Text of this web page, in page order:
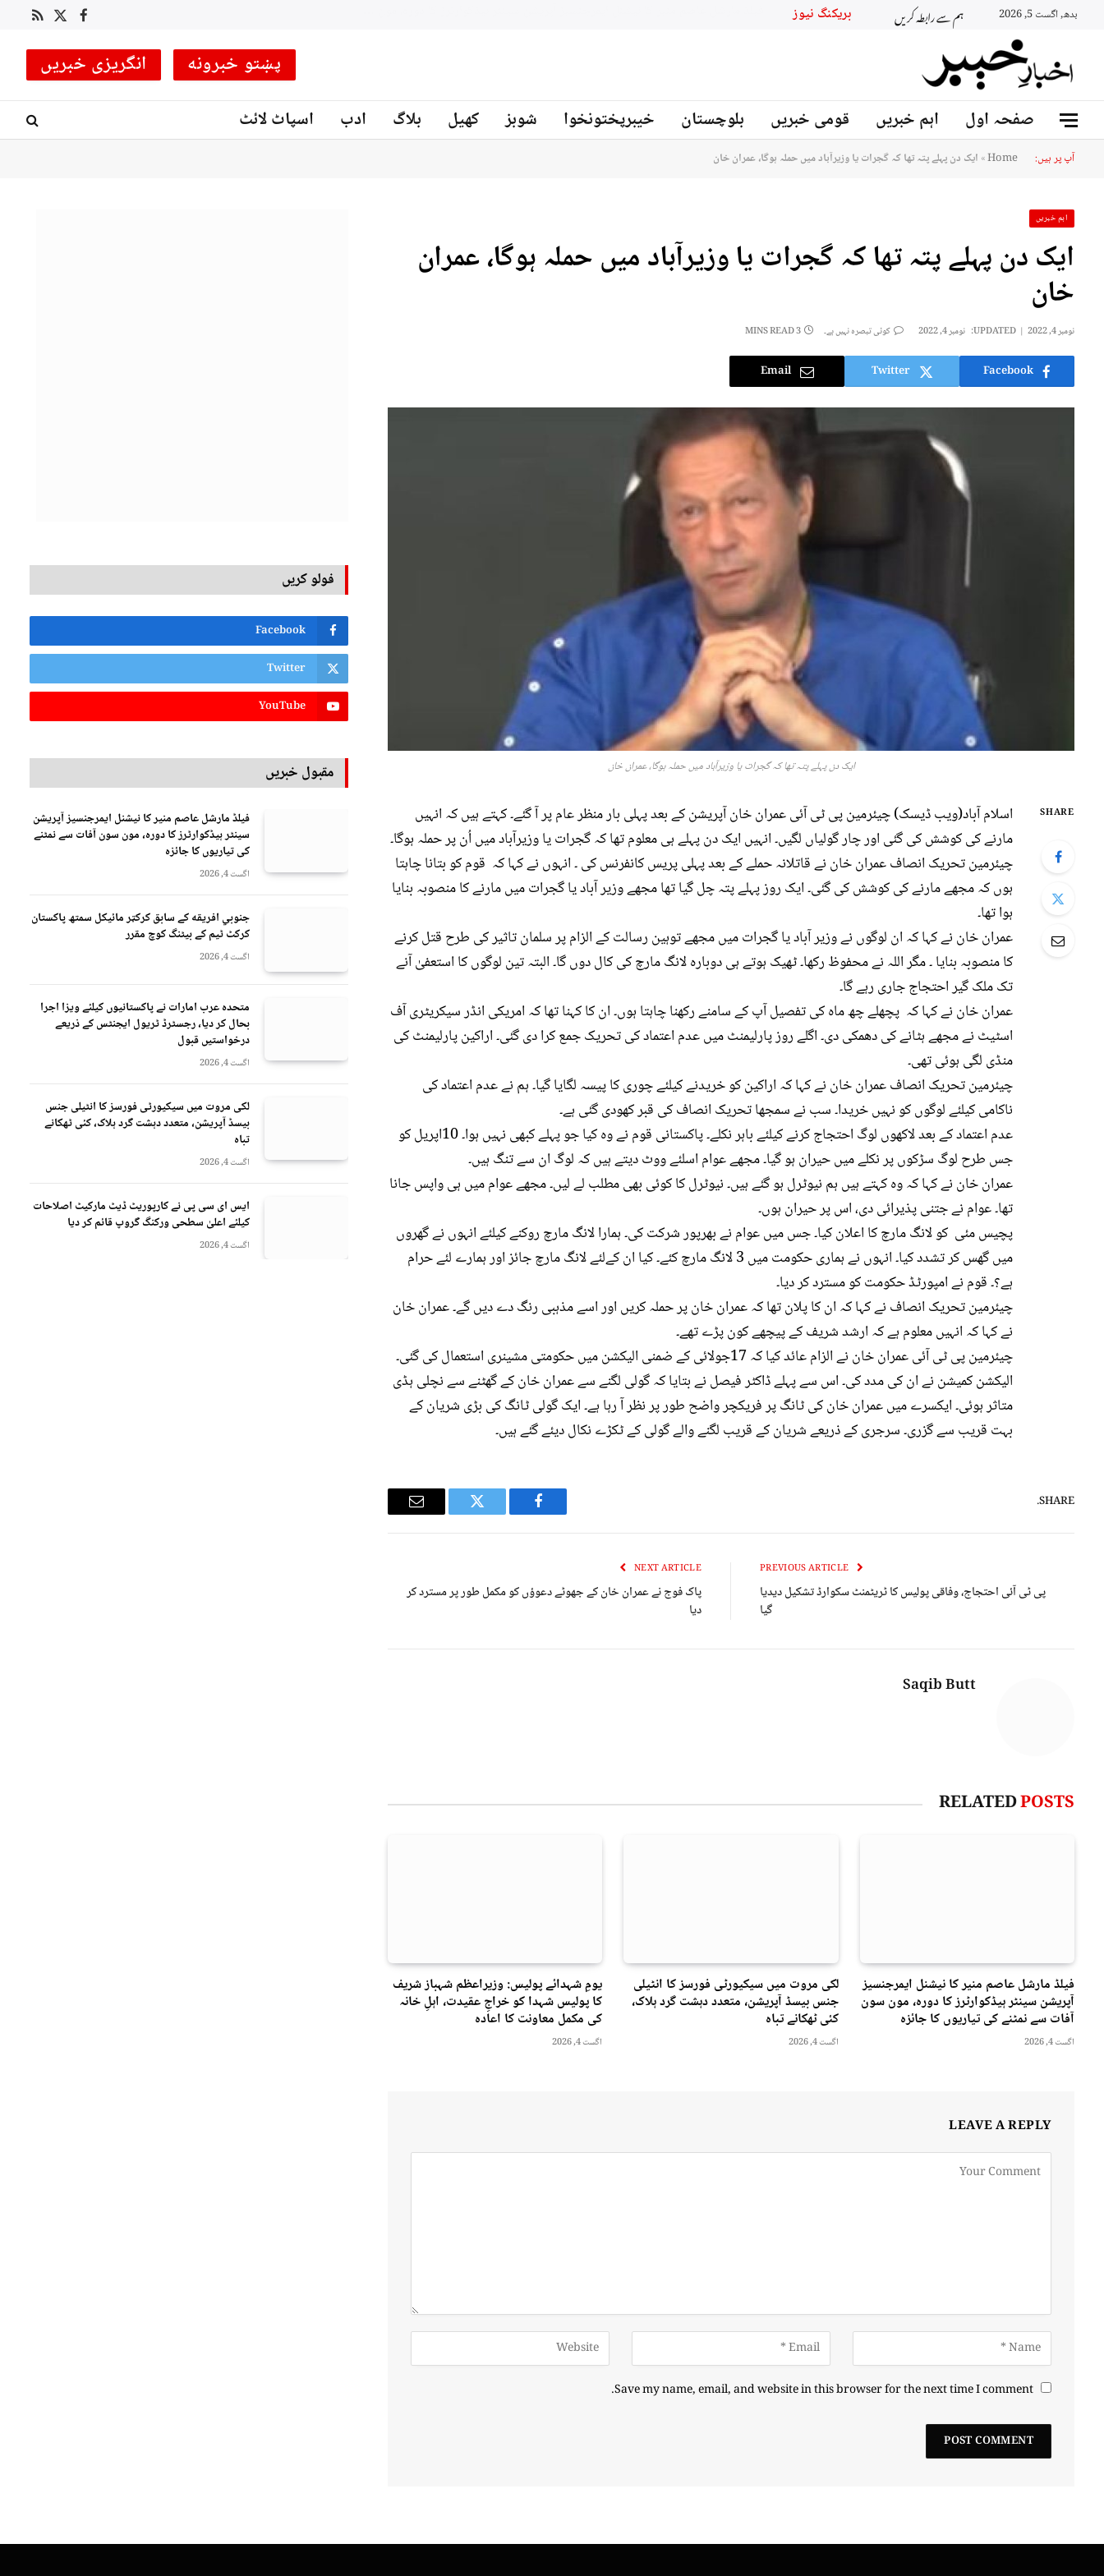
بدھ, اگست 5, 2026 ہم سے رابطہ کریں Facebook
X
RSS
پښتو خبرونه انگریزی خبریں
صفحہ اول اہم خبریں قومی خبریں بلوچستان خیبرپختونخوا شوبز کھیل بلاگ ادب اسپاٹ لائٹ
آپ پر ہیں: Home
» ایک دن پہلے پتہ تھا کہ گجرات یا وزیرآباد میں حملہ ہوگا، عمران خان
اہم خبریں
ایک دن پہلے پتہ تھا کہ گجرات یا وزیرآباد میں حملہ ہوگا، عمران
خان
نومبر 4, 2022 UPDATED: نومبر 4, 2022 کوئی تبصرہ نہیں ہے۔ 3 MINS READ
Facebook
Twitter
Email
ایک دن پہلے پتہ تھا کہ گجرات یا وزیرآباد میں حملہ ہوگا، عمران خان
SHARE
اسلام آباد(ویب ڈیسک) چیئرمین پی ٹی آئی عمران خان آپریشن کے بعد پہلی بار منظر عام پر آ گئے۔ کہتے ہیں کہ انہیں
مارنے کی کوشش کی گئی اور چار گولیاں لگیں۔ انہیں ایک دن پہلے ہی معلوم تھا کہ گجرات یا وزیرآباد میں اُن پر حملہ ہوگا۔
چیئرمین تحریک انصاف عمران خان نے قاتلانہ حملے کے بعد پہلی پریس کانفرنس کی ۔ انہوں نے کہا کہ قوم کو بتانا چاہتا
ہوں کہ مجھے مارنے کی کوشش کی گئی۔ ایک روز پہلے پتہ چل گیا تھا مجھے وزیر آباد یا گجرات میں مارنے کا منصوبہ بنایا
ہوا تھا۔
عمران خان نے کہا کہ ان لوگوں نے وزیر آباد یا گجرات میں مجھے توہین رسالت کے الزام پر سلمان تاثیر کی طرح قتل کرنے
کا منصوبہ بنایا ۔ مگر اللہ نے محفوظ رکھا۔ ٹھیک ہوتے ہی دوبارہ لانگ مارچ کی کال دوں گا۔ البتہ تین لوگوں کا استعفیٰ آنے
تک ملک گیر احتجاج جاری رہے گا۔
عمران خان نے کہا کہ پچھلے چھ ماہ کی تفصیل آپ کے سامنے رکھنا چاہتا ہوں۔ ان کا کہنا تھا کہ امریکی انڈر سیکریٹری آف
اسٹیٹ نے مجھے ہٹانے کی دھمکی دی۔ اگلے روز پارلیمنٹ میں عدم اعتماد کی تحریک جمع کرا دی گئی۔ اراکین پارلیمنٹ کی
منڈی لگی ہوئی تھی۔
چیئرمین تحریک انصاف عمران خان نے کہا کہ اراکین کو خریدنے کیلئے چوری کا پیسہ لگایا گیا۔ ہم نے عدم اعتماد کی
ناکامی کیلئے لوگوں کو نہیں خریدا۔ سب نے سمجھا تحریک انصاف کی قبر کھودی گئی ہے۔
عدم اعتماد کے بعد لاکھوں لوگ احتجاج کرنے کیلئے باہر نکلے۔ پاکستانی قوم نے وہ کیا جو پہلے کبھی نہیں ہوا۔ 10اپریل کو
جس طرح لوگ سڑکوں پر نکلے میں حیران ہو گیا۔ مجھے عوام اسلئے ووٹ دیتے ہیں کہ لوگ ان سے تنگ ہیں۔
عمران خان نے کہا کہ وہ کہتے ہیں ہم نیوٹرل ہو گئے ہیں۔ نیوٹرل کا کوئی بھی مطلب لے لیں۔ مجھے عوام میں ہی واپس جانا
تھا۔ عوام نے جتنی پذیرائی دی، اس پر حیران ہوں۔
پچیس مئی کو لانگ مارچ کا اعلان کیا۔ جس میں عوام نے بھرپور شرکت کی۔ ہمارا لانگ مارچ روکنے کیلئے انہوں نے گھروں
میں گھس کر تشدد کیا۔ انہوں نے ہماری حکومت میں 3 لانگ مارچ کئے۔ کیا ان کےلئے لانگ مارچ جائز اور ہمارے لئے حرام
ہے؟۔ قوم نے امپورٹڈ حکومت کو مسترد کر دیا۔
چیئرمین تحریک انصاف نے کہا کہ ان کا پلان تھا کہ عمران خان پر حملہ کریں اور اسے مذہبی رنگ دے دیں گے۔ عمران خان
نے کہا کہ انہیں معلوم ہے کہ ارشد شریف کے پیچھے کون پڑے تھے۔
چیئرمین پی ٹی آئی عمران خان نے الزام عائد کیا کہ 17جولائی کے ضمنی الیکشن میں حکومتی مشینری استعمال کی گئی۔
الیکشن کمیشن نے ان کی مدد کی۔ اس سے پہلے ڈاکٹر فیصل نے بتایا کہ گولی لگنے سے عمران خان کے گھٹنے سے نچلی ہڈی
متاثر ہوئی۔ ایکسرے میں عمران خان کی ٹانگ پر فریکچر واضح طور پر نظر آ رہا ہے۔ ایک گولی ٹانگ کی بڑی شریان کے
بہت قریب سے گزری۔ سرجری کے ذریعے شریان کے قریب لگنے والے گولی کے ٹکڑے نکال دیئے گئے ہیں۔
SHARE.
Facebook
Twitter
Email
پی ٹی آئی احتجاج، وفاقی پولیس کا ٹریٹمنٹ سکوارڈ تشکیل دیدیا
گیا
NEXT ARTICLE
پاک فوج نے عمران خان کے جھوٹے دعوؤں کو مکمل طور پر مسترد کر
دیا
Saqib Butt
RELATEDPOSTS
فیلڈ مارشل عاصم منیر کا نیشنل ایمرجنسیز
آپریشن سینٹر ہیڈکوارٹرز کا دورہ، مون سون
آفات سے نمٹنے کی تیاریوں کا جائزہ
اگست 4, 2026
لکی مروت میں سیکیورٹی فورسز کا انٹیلی
جنس بیسڈ آپریشن، متعدد دہشت گرد ہلاک،
کئی ٹھکانے تباہ
اگست 4, 2026
یومِ شہدائے پولیس: وزیراعظم شہباز شریف
کا پولیس شہدا کو خراجِ عقیدت، اہلِ خانہ
کی مکمل معاونت کا اعادہ
اگست 4, 2026
LEAVE A REPLY
Save my name, email, and website in this browser for the next time I comment.
فولو کریں
Facebook
Twitter
YouTube
مقبول خبریں
فیلڈ مارشل عاصم منیر کا نیشنل ایمرجنسیز آپریشن
سینٹر ہیڈکوارٹرز کا دورہ، مون سون آفات سے نمٹنے
کی تیاریوں کا جائزہ
اگست 4, 2026
جنوبي افريقه کے سابق کرکټر مائیکل سمتھ پاکستان
کرکٹ ٹیم کے بیٹنگ کوچ مقرر
اگست 4, 2026
متحدہ عرب امارات نے پاکستانیوں کیلئے ویزا اجرا
بحال کر دیا، رجسٹرڈ ٹریول ایجنٹس کے ذریعے
درخواستیں قبول
اگست 4, 2026
لکی مروت میں سیکیورٹی فورسز کا انٹیلی جنس
بیسڈ آپریشن، متعدد دہشت گرد ہلاک، کئی ٹھکانے
تباہ
اگست 4, 2026
ایس ای سی پی نے کارپوریٹ ڈیٹ مارکیٹ اصلاحات
کیلئے اعلیٰ سطحی ورکنگ گروپ قائم کر دیا
اگست 4, 2026